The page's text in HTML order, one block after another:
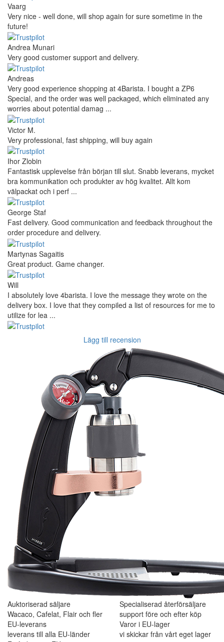
Vaarg
Very nice - well done, will shop again for sure sometime in the
future!
Andrea Munari
Very good customer support and delivery.
Andreas
Very good experience shopping at 4Barista. I bought a ZP6
Special, and the order was well packaged, which eliminated any
worries about potential damag ...
Victor M.
Very professional, fast shipping, will buy again
Ihor Zlobin
Fantastisk upplevelse från början till slut. Snabb leverans, mycket
bra kommunikation och produkter av hög kvalitet. Allt kom
välpackat och i perf ...
George Staf
Fast delivery. Good communication and feedback throughout the
order procedure and delivery.
Martynas Sagaitis
Great product. Game changer.
Will
I absolutely love 4barista. I love the message they wrote on the
delivery box. I love that they compiled a list of resources for me to
utilize for lea ...
Lägg till recension
Auktoriserad säljare
Wacaco, Cafelat, Flair och fler
Specialiserad återförsäljare
support före och efter köp
EU-leverans
leverans till alla EU-länder
Varor i EU-lager
vi skickar från vårt eget lager